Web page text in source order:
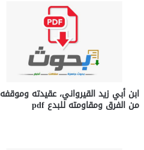
ابن أبي زيد القيرواني، عقيدته وموقفه
من الفرق ومقاومته للبدع pdf